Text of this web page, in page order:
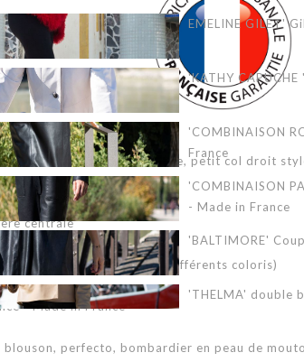
CF02-13 SABRINA
à capuche en cuir femme, petit col droit
centrale
ciré brun (disponible dans différents coloris)
- Made in France
blouson, perfecto, bombardier en peau de
EMELINE GILET'
'KATHY
'COMBINAISON
France
'COMBINAISON
- Made in France
'BALTIMORE'
'THELMA' double
'ERIKA 3/4' Veste